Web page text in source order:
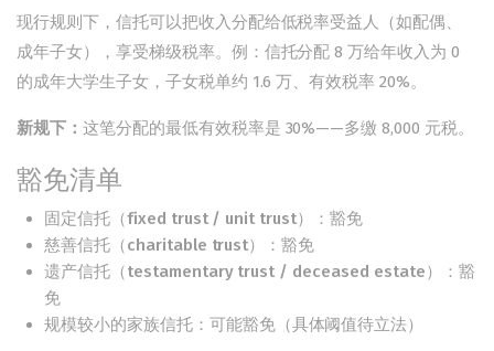
现行规则下，信托可以把收入分配给低税率受益人（如配偶、
成年子女），享受梯级税率。例：信托分配 8 万给年收入为 0
的成年大学生子女，子女税单约 1.6 万、有效税率 20%。
新规下： 这笔分配的最低有效税率是 30%——多缴 8,000 元税。
豁免清单
固定信托（fixed trust / unit trust）：豁免
慈善信托（charitable trust）：豁免
遗产信托（testamentary trust / deceased estate）：豁
免
规模较小的家族信托：可能豁免（具体阈值待立法）